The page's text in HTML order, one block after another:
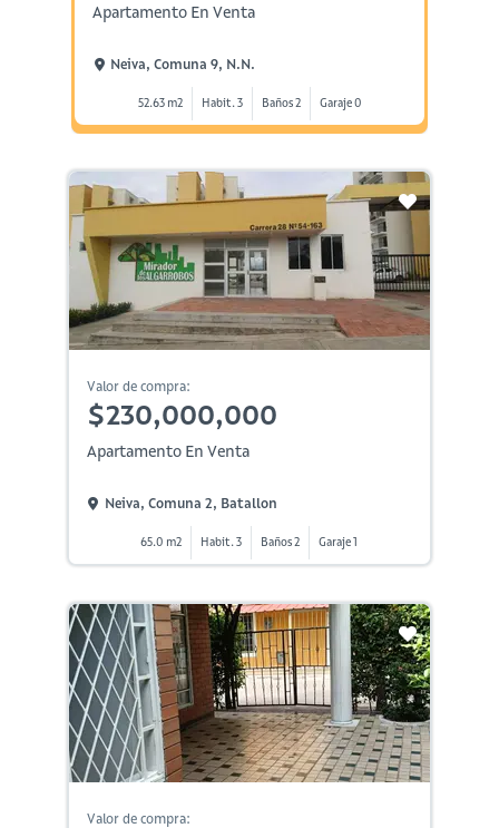
Apartamento En Venta
Neiva, Comuna 9, N.n.
52.63 m2 Habit. 3 Baños 2 Garaje 0
Valor de compra:
$230,000,000
Apartamento En Venta
Neiva, Comuna 2, Batallon
65.0 m2 Habit. 3 Baños 2 Garaje 1
Valor de compra: